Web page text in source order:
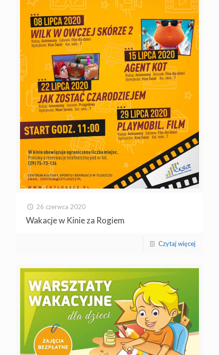
26 czerwca 2020
Wakacje w Kinie za Rogiem
Czytaj więcej